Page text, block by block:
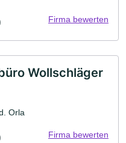
Firma bewerten
Wollschläger
Orla
Firma bewerten